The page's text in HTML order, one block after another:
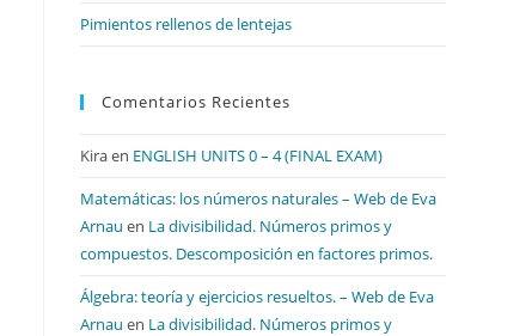
Pimientos rellenos de lentejas
Comentarios Recientes
Kiraen ENGLISH UNITS 0 – 4 (FINAL EXAM)
Matemáticas: los números naturales – Web de Eva
Arnau en La divisibilidad. Números primos y
compuestos. Descomposición en factores primos.
Álgebra: teoría y ejercicios resueltos. – Web de Eva
Arnau en La divisibilidad. Números primos y